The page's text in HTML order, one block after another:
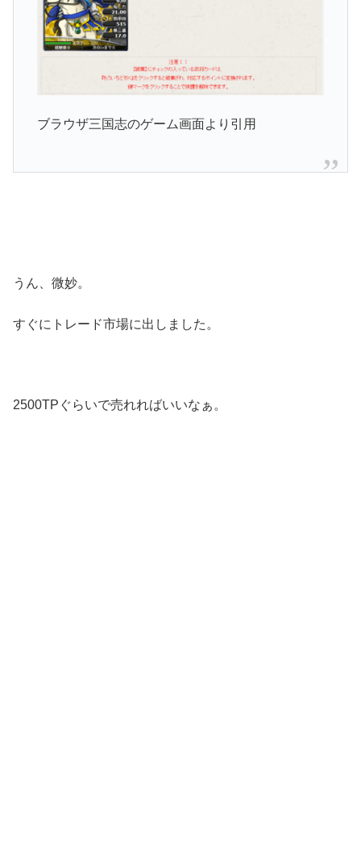
ブラウザ三国志のゲーム画面より引用
うん、微妙。
すぐにトレード市場に出しました。
2500TPぐらいで売れればいいなぁ。